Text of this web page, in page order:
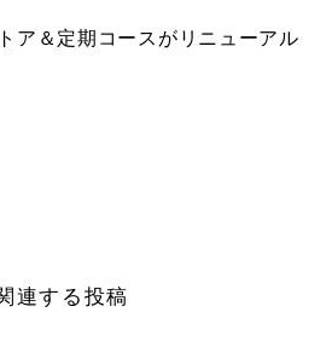
ア＆定期コースがリニューアル
連する投稿